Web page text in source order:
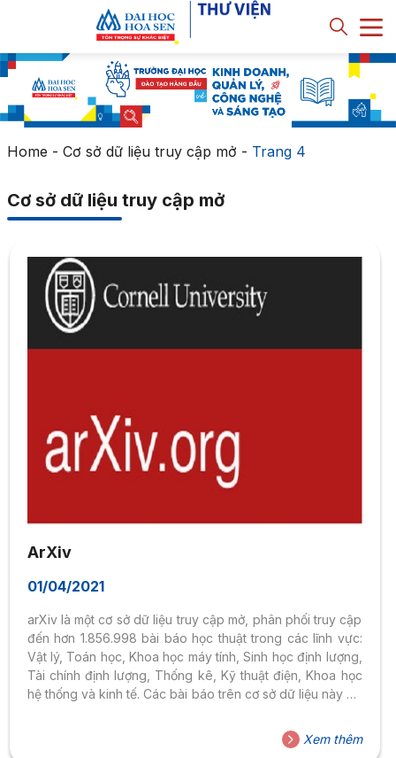
Home - Cơ sở dữ liệu truy cập mở - Trang 4
Cơ sở dữ liệu truy cập mở
ArXiv
01/04/2021
arXiv là một cơ sở dữ liệu truy cập mở, phân phối truy cập
đến hơn 1.856.998 bài báo học thuật trong các lĩnh vực:
Vật lý, Toán học, Khoa học máy tính, Sinh học định lượng,
Tài chính định lượng, Thống kê, Kỹ thuật điện, Khoa học
hệ thống và kinh tế. Các bài báo trên cơ sở dữ liệu này có
các định dạng khác. – Link truy cập vào
arXiv: https://arxiv.org/ – Hướng dẫn tìm kiếm trên arXiv: +
Xem thêm